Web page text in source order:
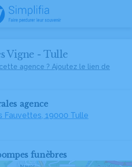
Vigne - Tulle
agence ? Ajoutez le lien de
agence
Fauvettes, 19000 Tulle
funèbres